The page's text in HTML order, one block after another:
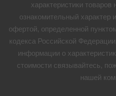
характеристики
ознакомительный характер
офертой, определенной
кодекса Российской
информации о
стоимости связывайтесь,
нашей